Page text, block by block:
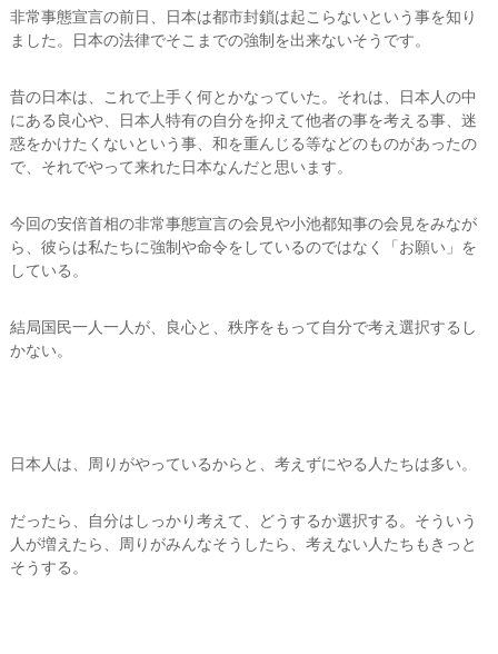
非常事態宣言の前日、日本は都市封鎖は起こらないという事を知り
ました。日本の法律でそこまでの強制を出来ないそうです。
昔の日本は、これで上手く何とかなっていた。 それは、日本人の中
にある良心や、日本人特有の自分を抑えて他者の事を考える事、迷
惑をかけたくないという事、和を重んじる等などのものがあったの
で、それでやって来れた日本なんだと思います。
今回の安倍首相の非常事態宣言の会見や小池都知事の会見をみなが
ら、彼らは私たちに強制や命令をしているのではなく「お願い」を
している。
結局国民一人一人が、良心と、秩序をもって自分で考え選択するし
かない。
日本人は、周りがやっているからと、考えずにやる人たちは多い。
だったら、自分はしっかり考えて、どうするか選択する。そういう
人が増えたら、周りがみんなそうしたら、考えない人たちもきっと
そうする。